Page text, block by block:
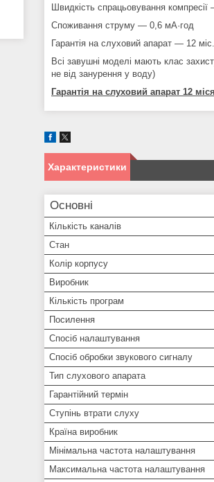
Швидкість спрацьовування
Споживання струму — 0,6 мА·год
Гарантія на слуховий апарат — 12 міс.
Всі завушні моделі мають клас
не від занурення у воду)
Гарантія на слуховий апарат 12
Характеристики
Основні
Кількість каналів
Стан
Колір корпусу
Виробник
Кількість програм
Посилення
Спосіб налаштування
Спосіб обробки звукового сигналу
Тип слухового апарата
Гарантійний термін
Ступінь втрати слуху
Країна виробник
Мінімальна частота налаштування
Максимальна частота налаштування